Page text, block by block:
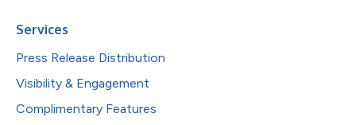
Services
Press Release Distribution
Visibility & Engagement
Complimentary Features